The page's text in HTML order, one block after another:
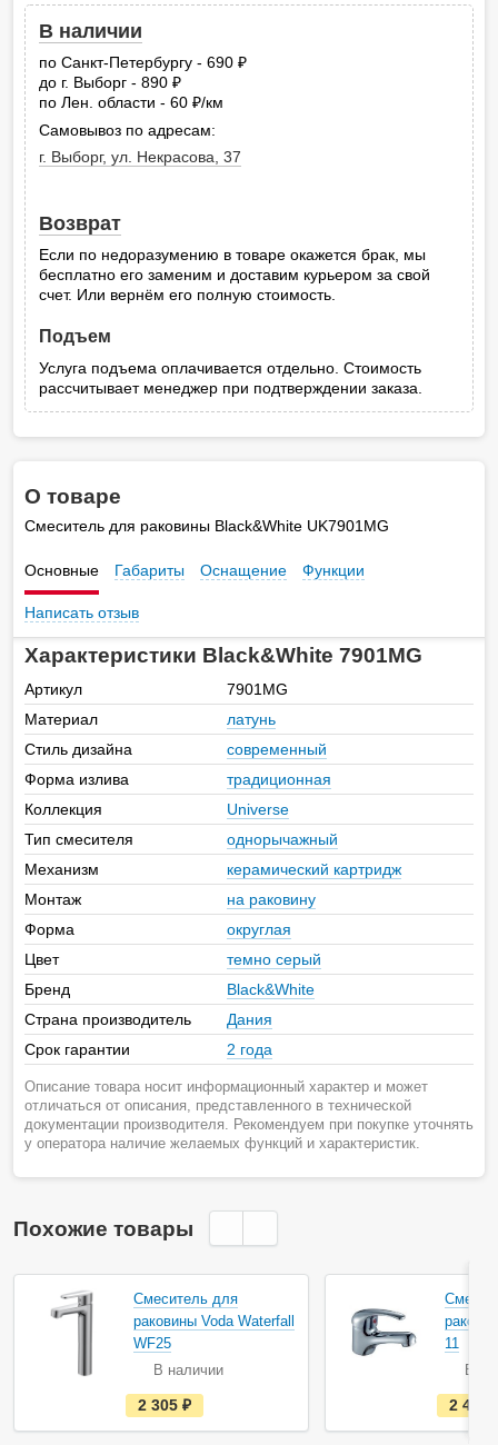
В наличии
по Санкт-Петербургу - 690
до г. Выборг - 890
по Лен. области - 60
руб.
/км
Самовывоз по адресам:
г. Выборг, ул. Некрасова, 37
Возврат
Если по недоразумению в товаре окажется брак, мы
бесплатно его заменим и доставим курьером за свой
счет. Или вернём его полную стоимость.
Подъем
Услуга подъема оплачивается отдельно. Стоимость
рассчитывает менеджер при подтверждении заказа.
О товаре
Смеситель для раковины Black&White UK7901MG
Основные Габариты Оснащение Функции
Написать отзыв
Характеристики Black&White 7901MG
Артикул
7901MG
Материал
латунь
Стиль дизайна
современный
Форма излива
традиционная
Коллекция
Universe
Тип смесителя
однорычажный
Механизм
керамический картридж
Монтаж
на раковину
Форма
округлая
Цвет
темно серый
Бренд
Black&White
Страна производитель
Дания
Срок гарантии
2 года
Описание товара носит информационный характер и может
отличаться от описания, представленного в технической
документации производителя. Рекомендуем при покупке уточнять
у оператора наличие желаемых функций и характеристик.
Похожие товары
Смеситель для
раковины Voda Waterfall
WF25
В наличии
е
с
т
2 305
11
В
2 479